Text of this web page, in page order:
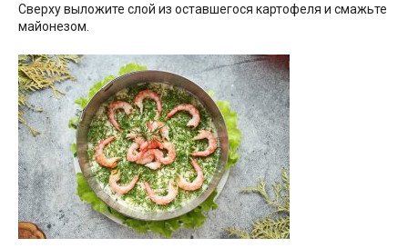
Сверху выложите слой из оставшегося картофеля и смажьте
майонезом.